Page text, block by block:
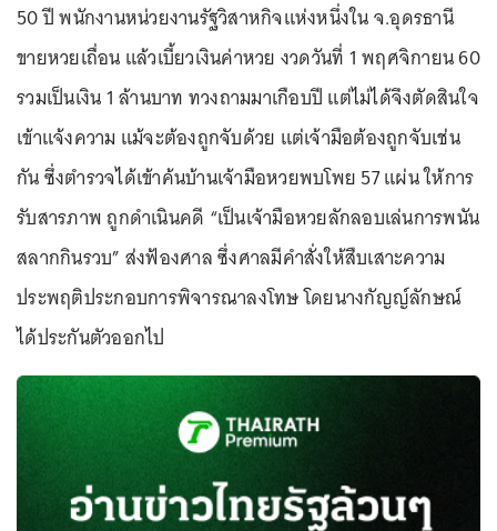
50 ปี พนักงานหน่วยงานรัฐวิสาหกิจแห่งหนึ่งใน จ.อุดรธานี
ขายหวยเถื่อน แล้วเบี้ยวเงินค่าหวย งวดวันที่ 1 พฤศจิกายน 60
รวมเป็นเงิน 1 ล้านบาท ทวงถามมาเกือบปี แต่ไม่ได้จึงตัดสินใจ
เข้าแจ้งความ แม้จะต้องถูกจับด้วย แต่เจ้ามือต้องถูกจับเช่น
กัน ซึ่งตำรวจได้เข้าค้นบ้านเจ้ามือหวยพบโพย 57 แผ่น ให้การ
รับสารภาพ ถูกดำเนินคดี “เป็นเจ้ามือหวยลักลอบเล่นการพนัน
สลากกินรวบ” ส่งฟ้องศาล ซึ่งศาลมีคำสั่งให้สืบเสาะความ
ประพฤติประกอบการพิจารณาลงโทษ โดยนางกัญญ์ลักษณ์
ได้ประกันตัวออกไป